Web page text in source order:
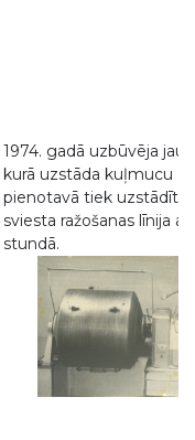
1974. gadā uzbūvēja
kurā uzstāda kuļmucu
pienotavā tiek uzstādīta
sviesta ražošanas līnija
stundā.